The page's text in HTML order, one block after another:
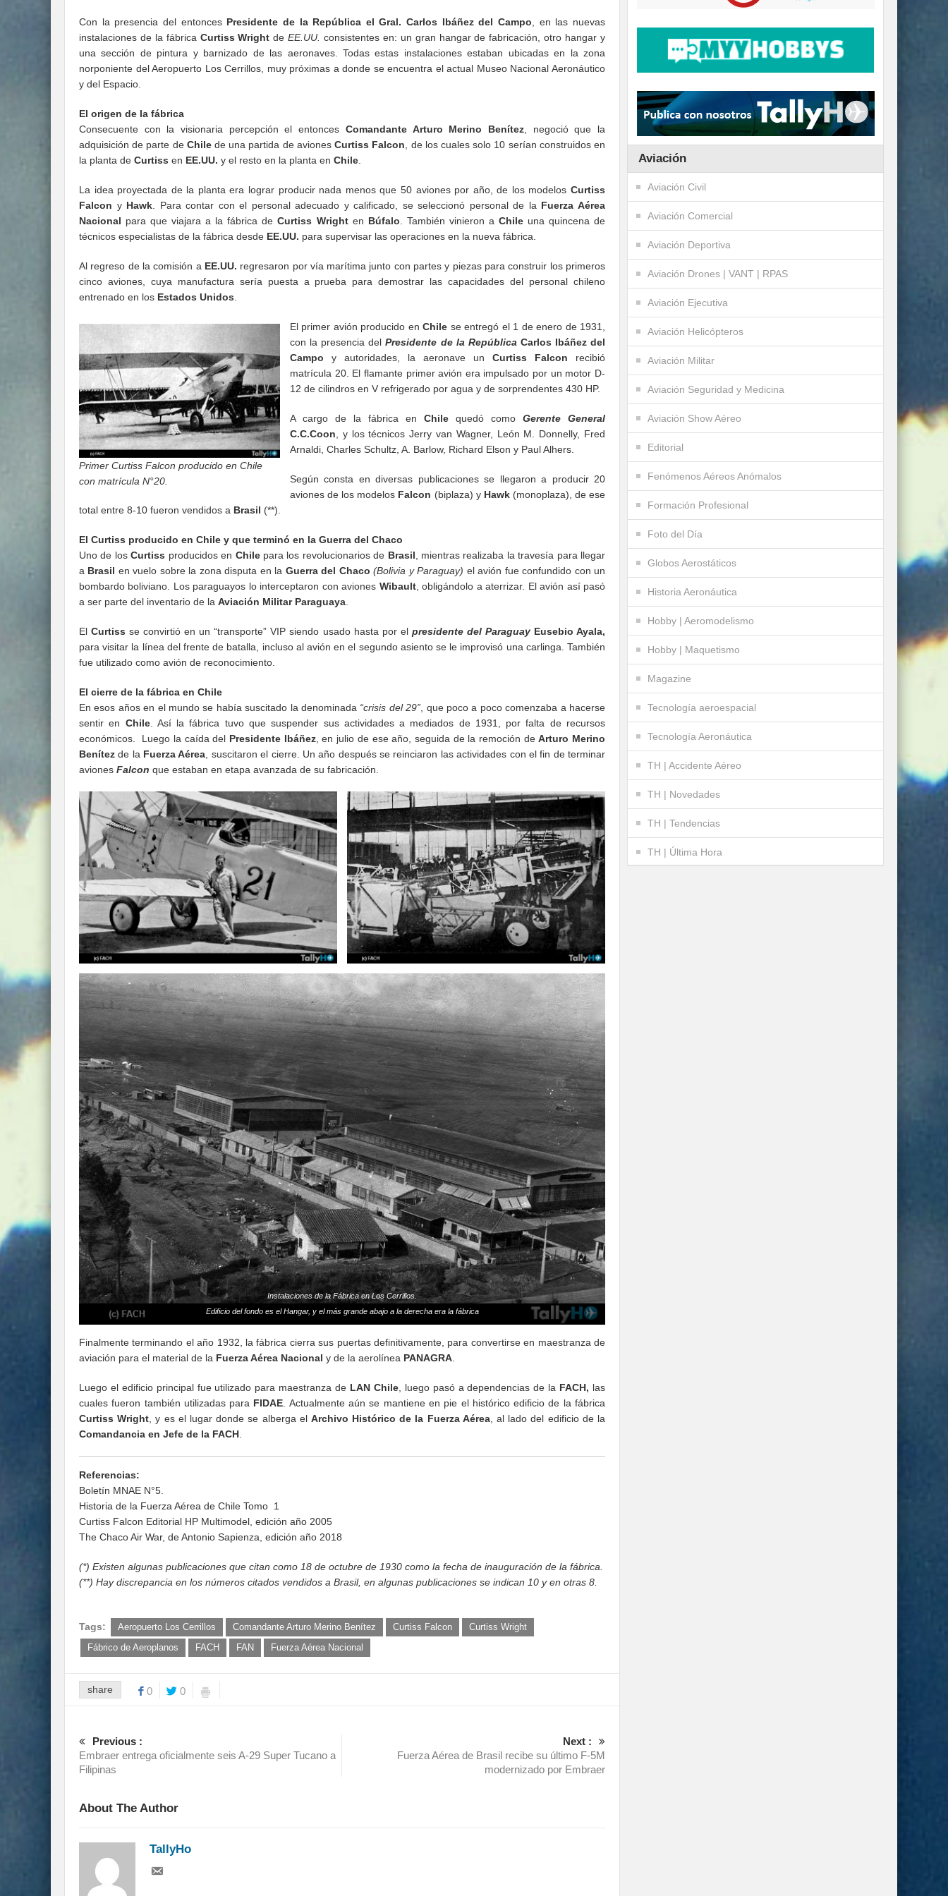
Con la presencia del entonces Presidente de la República el Gral. Carlos Ibáñez del Campo, en las nuevas
instalaciones de la fábrica Curtiss Wright deEE.UU. consistentes en: un gran hangar de fabricación, otro hangar y
una sección de pintura y barnizado de las aeronaves. Todas estas instalaciones estaban ubicadas en la zona
norponiente del Aeropuerto Los Cerrillos, muy próximas a donde se encuentra el actual Museo Nacional Aeronáutico
y del Espacio.
El origen de la fábrica
Consecuente con la visionaria percepción el entonces Comandante Arturo Merino Benítez, negoció que la
adquisición de parte de Chilede una partida de avionesCurtiss Falcon, de los cuales solo 10 serían construidos en
la planta de Curtiss en EE.UU. y el resto en la planta en Chile.
La idea proyectada de la planta era lograr producir nada menos que 50 aviones por año, de los modelos Curtiss
Falcon y Hawk. Para contar con el personal adecuado y calificado, se seleccionó personal de la Fuerza Aérea
Nacional para que viajara a la fábrica deCurtiss Wrighten Búfalo. También vinieron a Chileuna quincena de
técnicos especialistas de la fábrica desde EE.UU. para supervisar las operaciones en la nueva fábrica.
Al regreso de la comisión a EE.UU. regresaron por vía marítima junto con partes y piezas para construir los primeros
cinco aviones, cuya manufactura sería puesta a prueba para demostrar las capacidades del personal chileno
entrenado en los Estados Unidos.
Primer Curtiss Falcon producido en Chile
con matrícula N°20.
El primer avión producido enChile se entregó el 1 de enero de 1931,
con la presencia delPresidente de la República Carlos Ibáñez del
Campo y autoridades, la aeronave un Curtiss Falcon recibió
matrícula 20. El flamante primer avión era impulsado por un motor D-
12 de cilindros en V refrigerado por agua y de sorprendentes 430 HP.
A cargo de la fábrica en Chile quedó como Gerente General
C.C.Coon, y los técnicos Jerry van Wagner, León M. Donnelly, Fred
Arnaldi, Charles Schultz, A. Barlow, Richard Elson y Paul Alhers.
Según consta en diversas publicaciones se llegaron a producir 20
aviones de los modelos Falcon (biplaza) y Hawk(monoplaza), de ese
total entre 8-10 fueron vendidos a Brasil (**).
El Curtiss producido en Chile y que terminó en la Guerra del Chaco
Uno de losCurtiss producidos en Chilepara los revolucionarios de Brasil, mientras realizaba la travesía para llegar
a Brasil en vuelo sobre la zona disputa en la Guerra del Chaco (Bolivia y Paraguay) el avión fue confundido con un
bombardo boliviano. Los paraguayos lo interceptaron con aviones Wibault, obligándolo a aterrizar. El avión así pasó
a ser parte del inventario de la Aviación Militar Paraguaya.
ElCurtiss se convirtió en un “transporte” VIP siendo usado hasta por el presidente del Paraguay Eusebio Ayala,
para visitar la línea del frente de batalla, incluso al avión en el segundo asiento se le improvisó una carlinga. También
fue utilizado como avión de reconocimiento.
El cierre de la fábrica en Chile
En esos años en el mundo se había suscitado la denominada “crisis del 29”, que poco a poco comenzaba a hacerse
sentir en Chile. Así la fábrica tuvo que suspender sus actividades a mediados de 1931, por falta de recursos
económicos. Luego la caída del Presidente Ibáñez, en julio de ese año, seguida de la remoción deArturo Merino
Benítez de la Fuerza Aérea, suscitaron el cierre. Un año después se reinciaron las actividades con el fin de terminar
aviones Falcon que estaban en etapa avanzada de su fabricación.
Instalaciones de la Fábrica en Los Cerrillos.
Edificio del fondo es el Hangar, y el más grande abajo a la derecha era la fábrica
Finalmente terminando el año 1932, la fábrica cierra sus puertas definitivamente, para convertirse en maestranza de
aviación para el material de la Fuerza Aérea Nacional y de la aerolínea PANAGRA
Luego el edificio principal fue utilizado para maestranza de LAN Chile, luego pasó a dependencias de la FACH, las
cuales fueron también utilizadas para FIDAE . Actualmente aún se mantiene en pie el histórico edificio de la fábrica
Curtiss Wright , y es el lugar donde se alberga el Archivo Histórico de la Fuerza Aérea, al lado del edificio de la
Comandancia en Jefe de la FACH
Referencias:
Boletín MNAE N°5.
Historia de la Fuerza Aérea de Chile Tomo 1
Curtiss Falcon Editorial HP Multimodel, edición año 2005
The Chaco Air War, de Antonio Sapienza, edición año 2018
(*) Existen algunas publicaciones que citan como 18 de octubre de 1930 como la fecha de inauguración de la fábrica.
(**) Hay discrepancia en los números citados vendidos a Brasil, en algunas publicaciones se indican 10 y en otras 8.
Tags: Aeropuerto Los Cerrillos Comandante Arturo Merino Benítez Curtiss Falcon
Curtiss Wright
Fábrico de Aeroplanos
FACH FAN Fuerza Aérea Nacional
share 0 0
Previous :
Embraer entrega oficialmente seis A-29 Super Tucano a
Filipinas
Next :
Fuerza Aérea de Brasil recibe su último F-5M
modernizado por Embraer
About The Author
TallyHo
Aviación
Aviación Civil
Aviación Comercial
Aviación Deportiva
Aviación Drones | VANT | RPAS
Aviación Ejecutiva
Aviación Helicópteros
Aviación Militar
Aviación Seguridad y Medicina
Aviación Show Aéreo
Editorial
Fenómenos Aéreos Anómalos
Formación Profesional
Foto del Día
Globos Aerostáticos
Historia Aeronáutica
Hobby | Aeromodelismo
Hobby | Maquetismo
Magazine
Tecnología aeroespacial
Tecnología Aeronáutica
TH | Accidente Aéreo
TH | Novedades
TH | Tendencias
TH | Última Hora